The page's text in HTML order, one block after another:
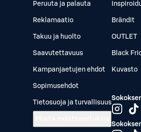
Peruuta ja palauta
Reklamaatio
Takuu ja huolto
Saavutettavuus
Kampanjaetujen ehdot
Sopimusehdot
Tietosuoja ja turvallisuus
Brändit
OUTLET
Black
Kuvasto